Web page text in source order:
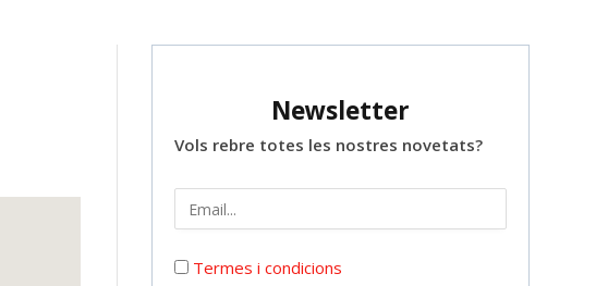
Newsletter
Vols rebre totes les nostres novetats?
Termes i condicions